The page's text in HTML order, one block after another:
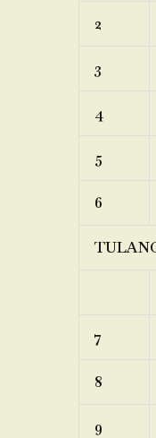
2
3
4
5
6
7
8
9